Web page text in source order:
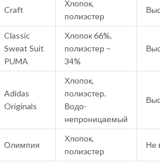
Craft
Хлопок,
полиэстер
Classic
Sweat Suit
PUMA
Хлопок 66%,
полиэстер –
34%
Adidas
Originals
Хлопок,
полиэстер.
Водо-
непроницаемый
Олимпия
Хлопок,
полиэстер
Не